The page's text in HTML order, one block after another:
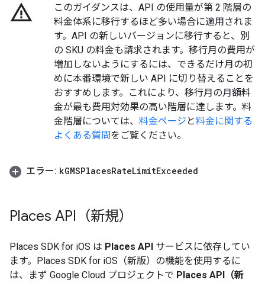
warning_amber
このガイダンスは、API の使用量が第 2 階層の
料金体系に移行するほど多い場合に適用されま
す。API の新しいバージョンに移行すると、別
の SKU の料金も請求されます。移行月の費用が
増加しないようにするには、できるだけ月の初
めに本番環境で新しい API に切り替えることを
おすすめします。これにより、移行月の月額料
金が最も費用対効果の高い階層に達します。料
金階層については、 料金ページ と料金に関する
よくある質問をご覧ください。
エラー: kGMSPlacesRateLimitExceeded
Places API（新規）
Places SDK for iOS は Places API サービスに依存してい
ます。Places SDK for iOS（新版）の機能を使用するに
は、まず Google Cloud プロジェクトで Places API（新